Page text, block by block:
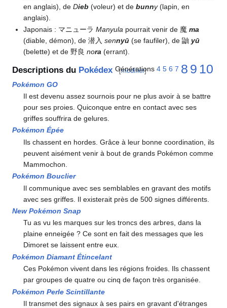
en anglais), deDieb (voleur) et debunny(lapin, en
anglais).
Japonais : マニューラManyula pourrait venir de 魔ma
(diable, démon), de 潜入sennyū (se faufiler), de 鼬 yū
(belette) et de 野良nora (errant).
Descriptions du Pokédex [modifier]
Générations 4 5 6 7 8 9 10
Pokémon GO
Il est devenu assez sournois pour ne plus avoir à se battre
pour ses proies. Quiconque entre en contact avec ses
griffes souffrira de gelures.
Pokémon Épée
Ils chassent en hordes. Grâce à leur bonne coordination, ils
peuvent aisément venir à bout de grands Pokémon comme
Mammochon.
Pokémon Bouclier
Il communique avec ses semblables en gravant des motifs
avec ses griffes. Il existerait près de 500 signes différents.
New Pokémon Snap
Tu as vu les marques sur les troncs des arbres, dans la
plaine enneigée ? Ce sont en fait des messages que les
Dimoret se laissent entre eux.
Pokémon Diamant Étincelant
Ces Pokémon vivent dans les régions froides. Ils chassent
par groupes de quatre ou cinq de façon très organisée.
Pokémon Perle Scintillante
Il transmet des signaux à ses pairs en gravant d'étranges